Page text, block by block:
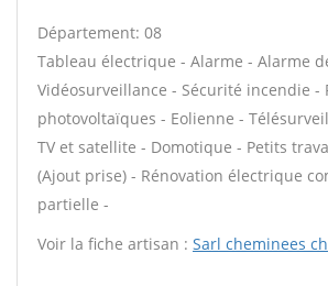
Département: 08
Tableau électrique - Alarme - Alarme
Vidéosurveillance - Sécurité incendie -
photovoltaïques - Eolienne -
TV et satellite - Domotique - Petits
(Ajout prise) - Rénovation électrique
partielle -
Voir la fiche artisan : Sarl cheminees ch